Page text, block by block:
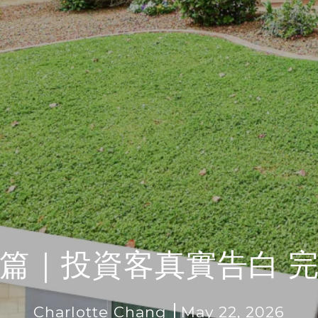
｜投資客真實告白
Charlotte Chang May 22, 2026